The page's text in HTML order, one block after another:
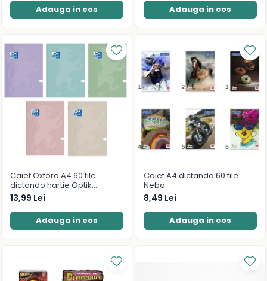
Adauga in cos Adauga in cos
Caiet Oxford A4 60 file
dictando hartie Optik
80g/mp Touch Pastel
13,99 Lei
Adauga in cos
Caiet A4 dictando 60 file
Nebo
8,49 Lei
Adauga in cos